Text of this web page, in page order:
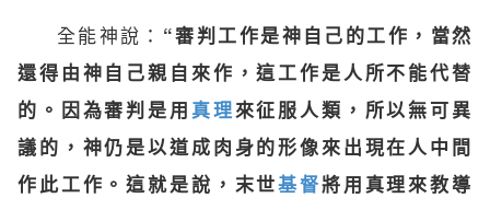
全能神說： “審判工作是神自己的工作，當然
還得由神自己親自來作，這工作是人所不能代替
的。因為審判是用 真理來征服人類，所以無可異
議的，神仍是以道成肉身的形像來出現在人中間
作此工作。這就是說，末世基督將用真理來教導